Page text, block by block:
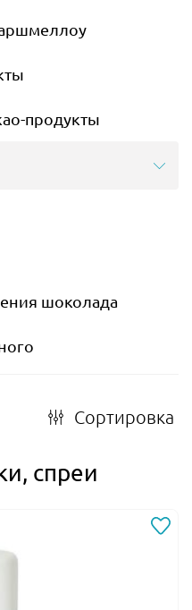
продукты
шоколада
Сортировка
спреи